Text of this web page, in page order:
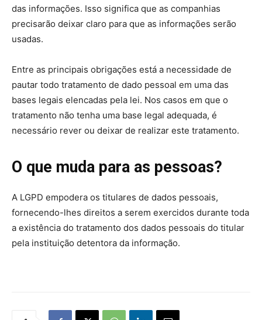
das informações. Isso significa que as companhias
precisarão deixar claro para que as informações serão
usadas.
Entre as principais obrigações está a necessidade de
pautar todo tratamento de dado pessoal em uma das
bases legais elencadas pela lei. Nos casos em que o
tratamento não tenha uma base legal adequada, é
necessário rever ou deixar de realizar este tratamento.
O que muda para as pessoas?
A LGPD empodera os titulares de dados pessoais,
fornecendo-lhes direitos a serem exercidos durante toda
a existência do tratamento dos dados pessoais do titular
pela instituição detentora da informação.